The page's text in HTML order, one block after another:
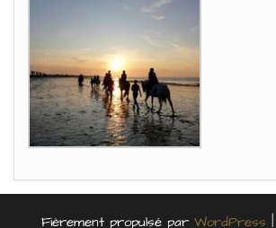
Fièrement propulsé par WordPress |